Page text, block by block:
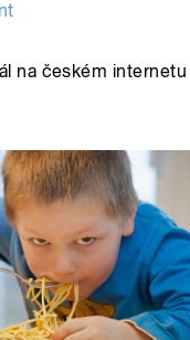
na českém internetu